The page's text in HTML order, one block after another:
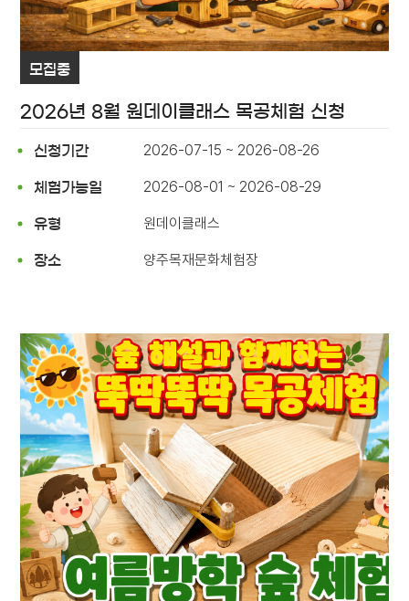
모집중
2026년 8월 원데이클래스 목공체험 신청
신청기간 2026-07-15 ~ 2026-08-26
체험가능일 2026-08-01 ~ 2026-08-29
유형 원데이클래스
장소 양주목재문화체험장